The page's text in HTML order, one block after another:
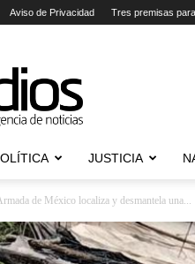
Aviso de Privacidad Tres premisas
JUSTICIA
de México localiza y desmantela una...